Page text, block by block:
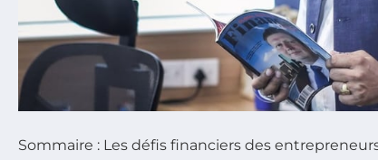
Sommaire : Les défis financiers des